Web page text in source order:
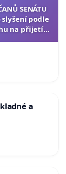
SENÁTU
slyšení podle
na přijetí
a